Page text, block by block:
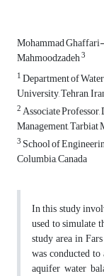
Mohammad
Mahmoodzadeh3
1Department of
University, Tehran,
2Associate
Management, Tarbiat
3 School of
Columbia, Canada
In this study
used to simulate
study area in
was conducted
aquifer water